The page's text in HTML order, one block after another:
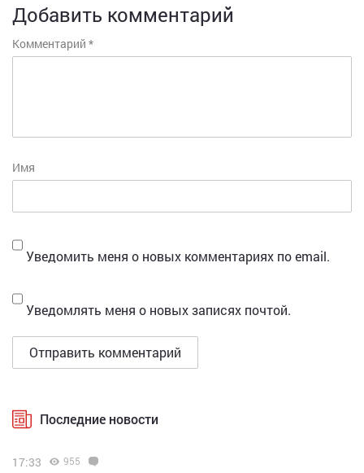
Добавить комментарий
Комментарий *
Имя
Уведомить меня о новых комментариях по email.
Уведомлять меня о новых записях почтой.
Последние новости
17:33 955